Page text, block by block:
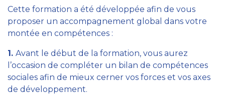
Cette formation a été développée afin de vous
proposer un accompagnement global dans votre
montée en compétences :
1. Avant le début de la formation, vous aurez
l’occasion de compléter un bilan de compétences
sociales afin de mieux cerner vos forces et vos axes
de développement.